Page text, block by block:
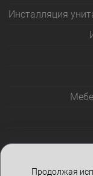
Инсталляция
Продолжая